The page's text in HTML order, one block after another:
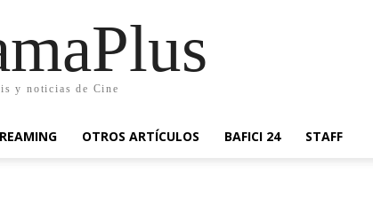
y noticias de Cine
OTROS ARTÍCULOS BAFICI 24 STAFF